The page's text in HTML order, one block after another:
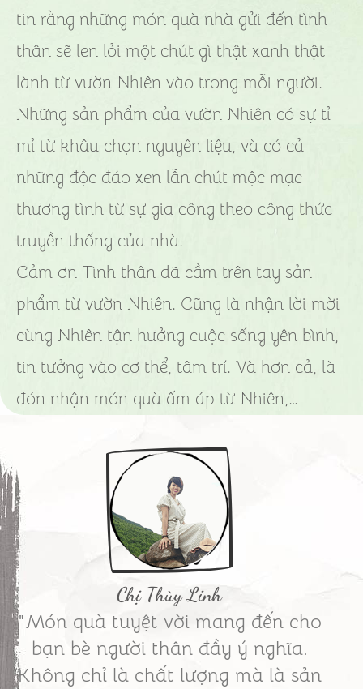
tin rằng những món quà nhà gửi đến tình
thân sẽ len lỏi một chút gì thật xanh thật
lành từ vườn Nhiên vào trong mỗi người.
Những sản phẩm của vườn Nhiên có sự tỉ
mỉ từ khâu chọn nguyên liệu, và có cả
những độc đáo xen lẫn chút mộc mạc
thương tình từ sự gia công theo công thức
truyền thống của nhà.
Cảm ơn Tình thân đã cầm trên tay sản
phẩm từ vườn Nhiên. Cũng là nhận lời mời
cùng Nhiên tận hưởng cuộc sống yên bình,
tin tưởng vào cơ thể, tâm trí. Và hơn cả, là
đón nhận món quà ấm áp từ Nhiên,…
Chị Thùy Linh
"Món quà tuyệt vời mang đến cho
bạn bè người thân đầy ý nghĩa.
Không chỉ là chất lượng mà là sản